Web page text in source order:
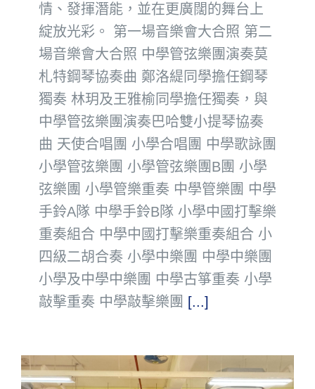
情、發揮潛能，並在更廣闊的舞台上
綻放光彩。 第一場音樂會大合照 第二
場音樂會大合照 中學管弦樂團演奏莫
札特鋼琴協奏曲 鄭洛緹同學擔任鋼琴
獨奏 林玥及王雅榆同學擔任獨奏，與
中學管弦樂團演奏巴哈雙小提琴協奏
曲 天使合唱團 小學合唱團 中學歌詠團
小學管弦樂團 小學管弦樂團B團 小學
弦樂團 小學管樂重奏 中學管樂團 中學
手鈴A隊 中學手鈴B隊 小學中國打擊樂
重奏組合 中學中國打擊樂重奏組合 小
四級二胡合奏 小學中樂團 中學中樂團
小學及中學中樂團 中學古箏重奏 小學
敲擊重奏 中學敲擊樂團 [...]